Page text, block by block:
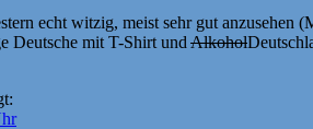
echt witzig, meist sehr gut
Deutsche mit T-Shirt und Alkohol